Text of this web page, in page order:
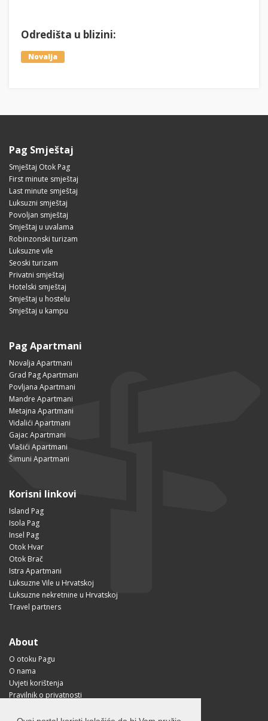
Odredišta u blizini:
Novalja
Pag Smještaj
Smještaj Otok Pag
First minute smještaj
Last minute smještaj
Luksuzni smještaj
Povoljan smještaj
Smještaj u uvalama
Robinzonski turizam
Luksuzne vile
Seoski turizam
Privatni smještaj
Hotelski smještaj
Smještaj u hostelu
Smještaj u kampu
Pag Apartmani
Novalja Apartmani
Grad Pag Apartmani
Povljana Apartmani
Mandre Apartmani
Metajna Apartmani
Vidalići Apartmani
Gajac Apartmani
Vlašići Apartmani
Šimuni Apartmani
Korisni linkovi
Island Pag
Isola Pag
Insel Pag
Otok Hvar
Otok Brač
Istra Apartmani
Luksuzne Vile u Hrvatskoj
Luksuzne nekretnine u Hrvatskoj
Travel partners
About
O otoku Pagu
O nama
Uvjeti korištenja
Pravilnik o privatnosti
Kako doći na Pag?